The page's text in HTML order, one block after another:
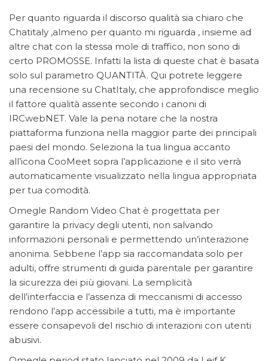
Per quanto riguarda il discorso qualità sia chiaro che
Chatitaly ,almeno per quanto mi riguarda , insieme ad
altre chat con la stessa mole di traffico, non sono di
certo PROMOSSE. Infatti la lista di queste chat è basata
solo sul parametro QUANTITÀ. Qui potrete leggere
una recensione su ChatItaly, che approfondisce meglio
il fattore qualità assente secondo i canoni di
IRCwebNET. Vale la pena notare che la nostra
piattaforma funziona nella maggior parte dei principali
paesi del mondo. Seleziona la tua lingua accanto
all’icona CooMeet sopra l’applicazione e il sito verrà
automaticamente visualizzato nella lingua appropriata
per tua comodità.
Omegle Random Video Chat è progettata per
garantire la privacy degli utenti, non salvando
informazioni personali e permettendo un’interazione
anonima. Sebbene l’app sia raccomandata solo per
adulti, offre strumenti di guida parentale per garantire
la sicurezza dei più giovani. La semplicità
dell’interfaccia e l’assenza di meccanismi di accesso
rendono l’app accessibile a tutti, ma è importante
essere consapevoli del rischio di interazioni con utenti
abusivi.